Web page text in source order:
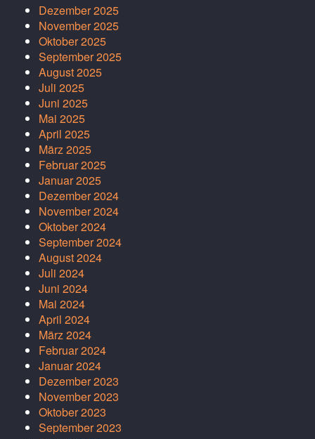
Dezember 2025
November 2025
Oktober 2025
September 2025
August 2025
Juli 2025
Juni 2025
Mai 2025
April 2025
März 2025
Februar 2025
Januar 2025
Dezember 2024
November 2024
Oktober 2024
September 2024
August 2024
Juli 2024
Juni 2024
Mai 2024
April 2024
März 2024
Februar 2024
Januar 2024
Dezember 2023
November 2023
Oktober 2023
September 2023